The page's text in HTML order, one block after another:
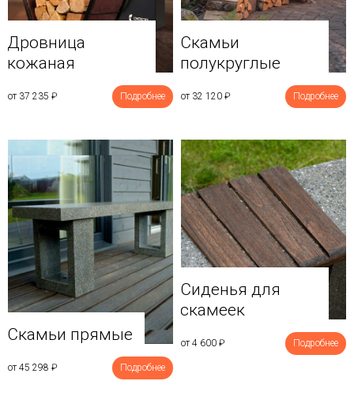
Дровница
кожаная
от 37 235 ₽ Подробнее
Скамьи
полукруглые
от 32 120 ₽ Подробнее
Скамьи прямые
от 45 298 ₽ Подробнее
Сиденья для
скамеек
от 4 600 ₽ Подробнее